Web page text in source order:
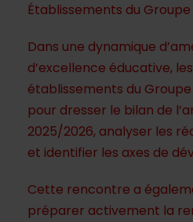
Établissements du Groupe
Dans une dynamique
d’excellence éducative,
établissements du Groupe
pour dresser le bilan de
2025/2026, analyser les
et identifier les axes de
Cette rencontre a
préparer activement la